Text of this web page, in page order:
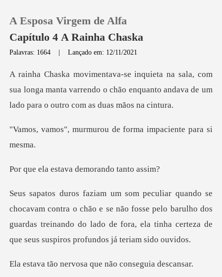
0
Histórico
Baixar App
A Esposa Virgem de Alfa
Capítulo 4 A Rainha Chaska
Palavras: 1664 |Lançado em: 12/11/2021
m
sua longa manta varrendo o chão enquanto andava d
urou de forma impaci
tava demorando
hão e se não fosse pelo barulho dos
guardas treinando do lado de fora,
rvosa que não con